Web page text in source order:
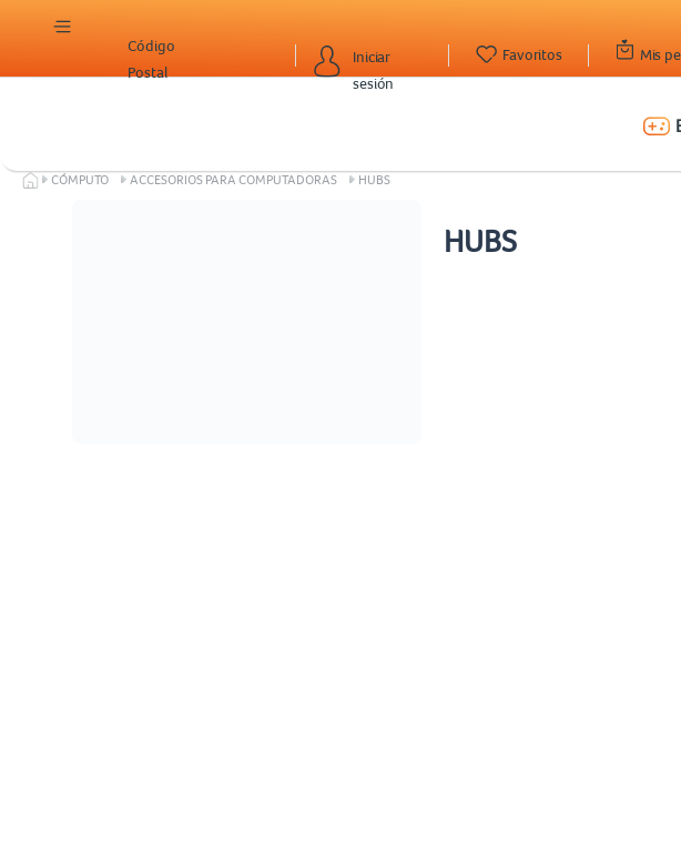
Iniciar
sesión
Código
Postal
Mis
Favoritos
CÓMPUTO ACCESORIOS PARA COMPUTADORAS HUBS
HUBS